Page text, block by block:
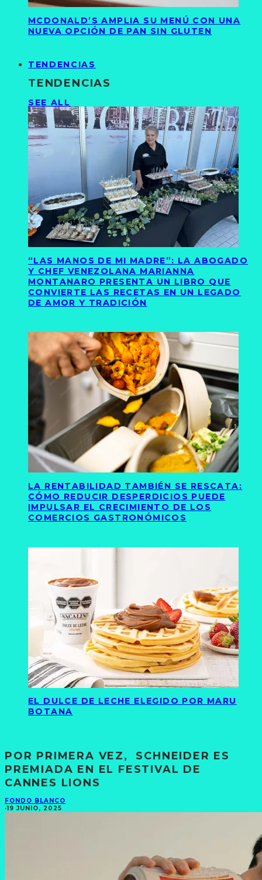
MCDONALD’S AMPLIA SU MENÚ CON UNA
NUEVA OPCIÓN DE PAN SIN GLUTEN
TENDENCIAS
TENDENCIAS
SEE ALL
“LAS MANOS DE MI MADRE”: LA ABOGADO
Y CHEF VENEZOLANA MARIANNA
MONTANARO PRESENTA UN LIBRO QUE
CONVIERTE LAS RECETAS EN UN LEGADO
DE AMOR Y TRADICIÓN
LA RENTABILIDAD TAMBIÉN SE RESCATA:
CÓMO REDUCIR DESPERDICIOS PUEDE
IMPULSAR EL CRECIMIENTO DE LOS
COMERCIOS GASTRONÓMICOS
EL DULCE DE LECHE ELEGIDO POR MARU
BOTANA
POR PRIMERA VEZ, SCHNEIDER ES
PREMIADA EN EL FESTIVAL DE
CANNES LIONS
FONDO BLANCO
·19 JUNIO, 2025